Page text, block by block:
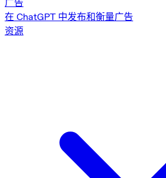
广告
在 ChatGPT 中发布和衡量广告
资源